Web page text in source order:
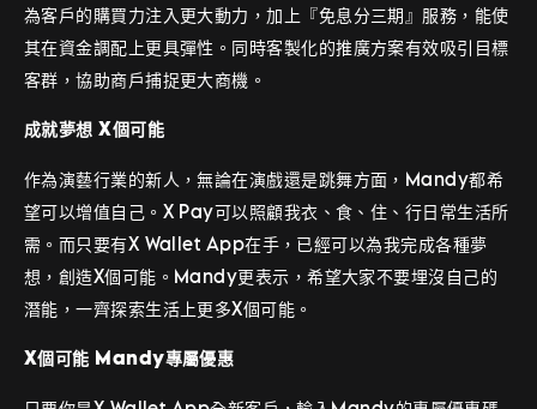
為客戶的購買力注入更大動力，加上『免息分三期』服務，能使
其在資金調配上更具彈性。同時客製化的推廣方案有效吸引目標
客群，協助商戶捕捉更大商機。
成就夢想X個可能
作為演藝行業的新人，無論在演戲還是跳舞方面，Mandy都希
望可以增值自己。X Pay可以照顧我衣、食、住、行日常生活所
需。而只要有X Wallet App在手，已經可以為我完成各種夢
想，創造X個可能。Mandy更表示，希望大家不要埋沒自己的
潛能，一齊探索生活上更多X個可能。
X個可能 Mandy專屬優惠